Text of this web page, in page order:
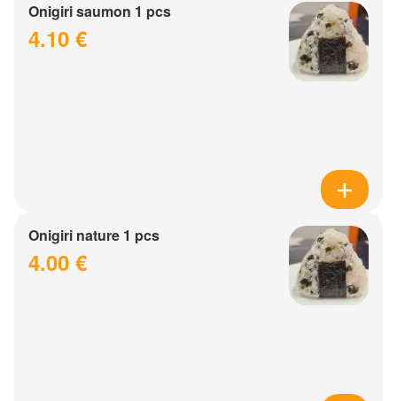
Onigiri saumon 1 pcs
4.10 €
Onigiri nature 1 pcs
4.00 €